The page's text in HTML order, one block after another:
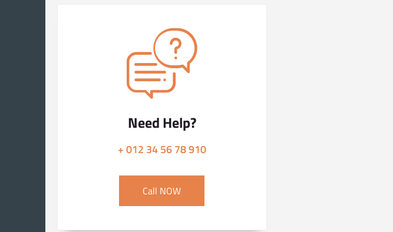
Need Help?
+ 012 34 56 78 910
Call NOW